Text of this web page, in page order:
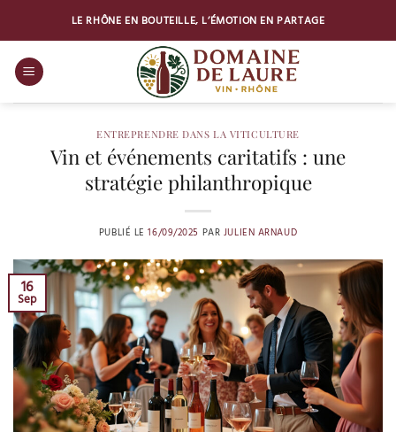
contenu
LE RHÔNE EN BOUTEILLE, L’ÉMOTION EN PARTAGE
ENTREPRENDRE DANS LA VITICULTURE
Vin et événements caritatifs : une
stratégie philanthropique
PUBLIÉ LE16/09/2025 PAR JULIEN ARNAUD
16
Sep